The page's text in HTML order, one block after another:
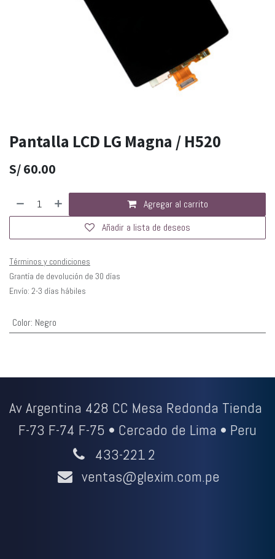
Pantalla LCD LG Magna / H520
S/60.00
Agregar al carrito
Añadir a lista de deseos
Términos y condiciones
Grantía de devolución de 30 días
Envío: 2-3 días hábiles
Color: Negro
Av Argentina 428 CC Mesa Redonda Tienda
F-73 F-74 F-75 • Cercado de Lima • Peru
433-2212
ventas@glexim.com.pe